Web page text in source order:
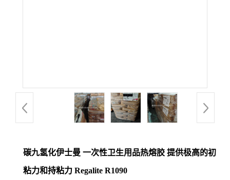
碳九氢化伊士曼 一次性卫生用品热熔胶 提供极高的初
粘力和持粘力 Regalite R1090